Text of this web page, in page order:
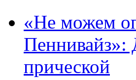
«Не можем
Пеннивайз»:
прической